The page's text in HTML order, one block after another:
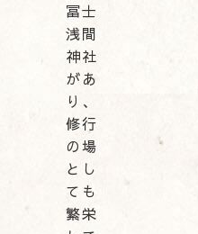
冨士
浅間
神社
があ
り、
修行
の場
とし
ても
繁栄